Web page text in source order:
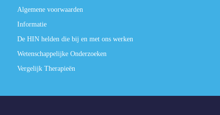
Algemene voorwaarden
Informatie
De HIN helden die bij en met ons werken
Wetenschappelijke Onderzoeken
Vergelijk Therapieën